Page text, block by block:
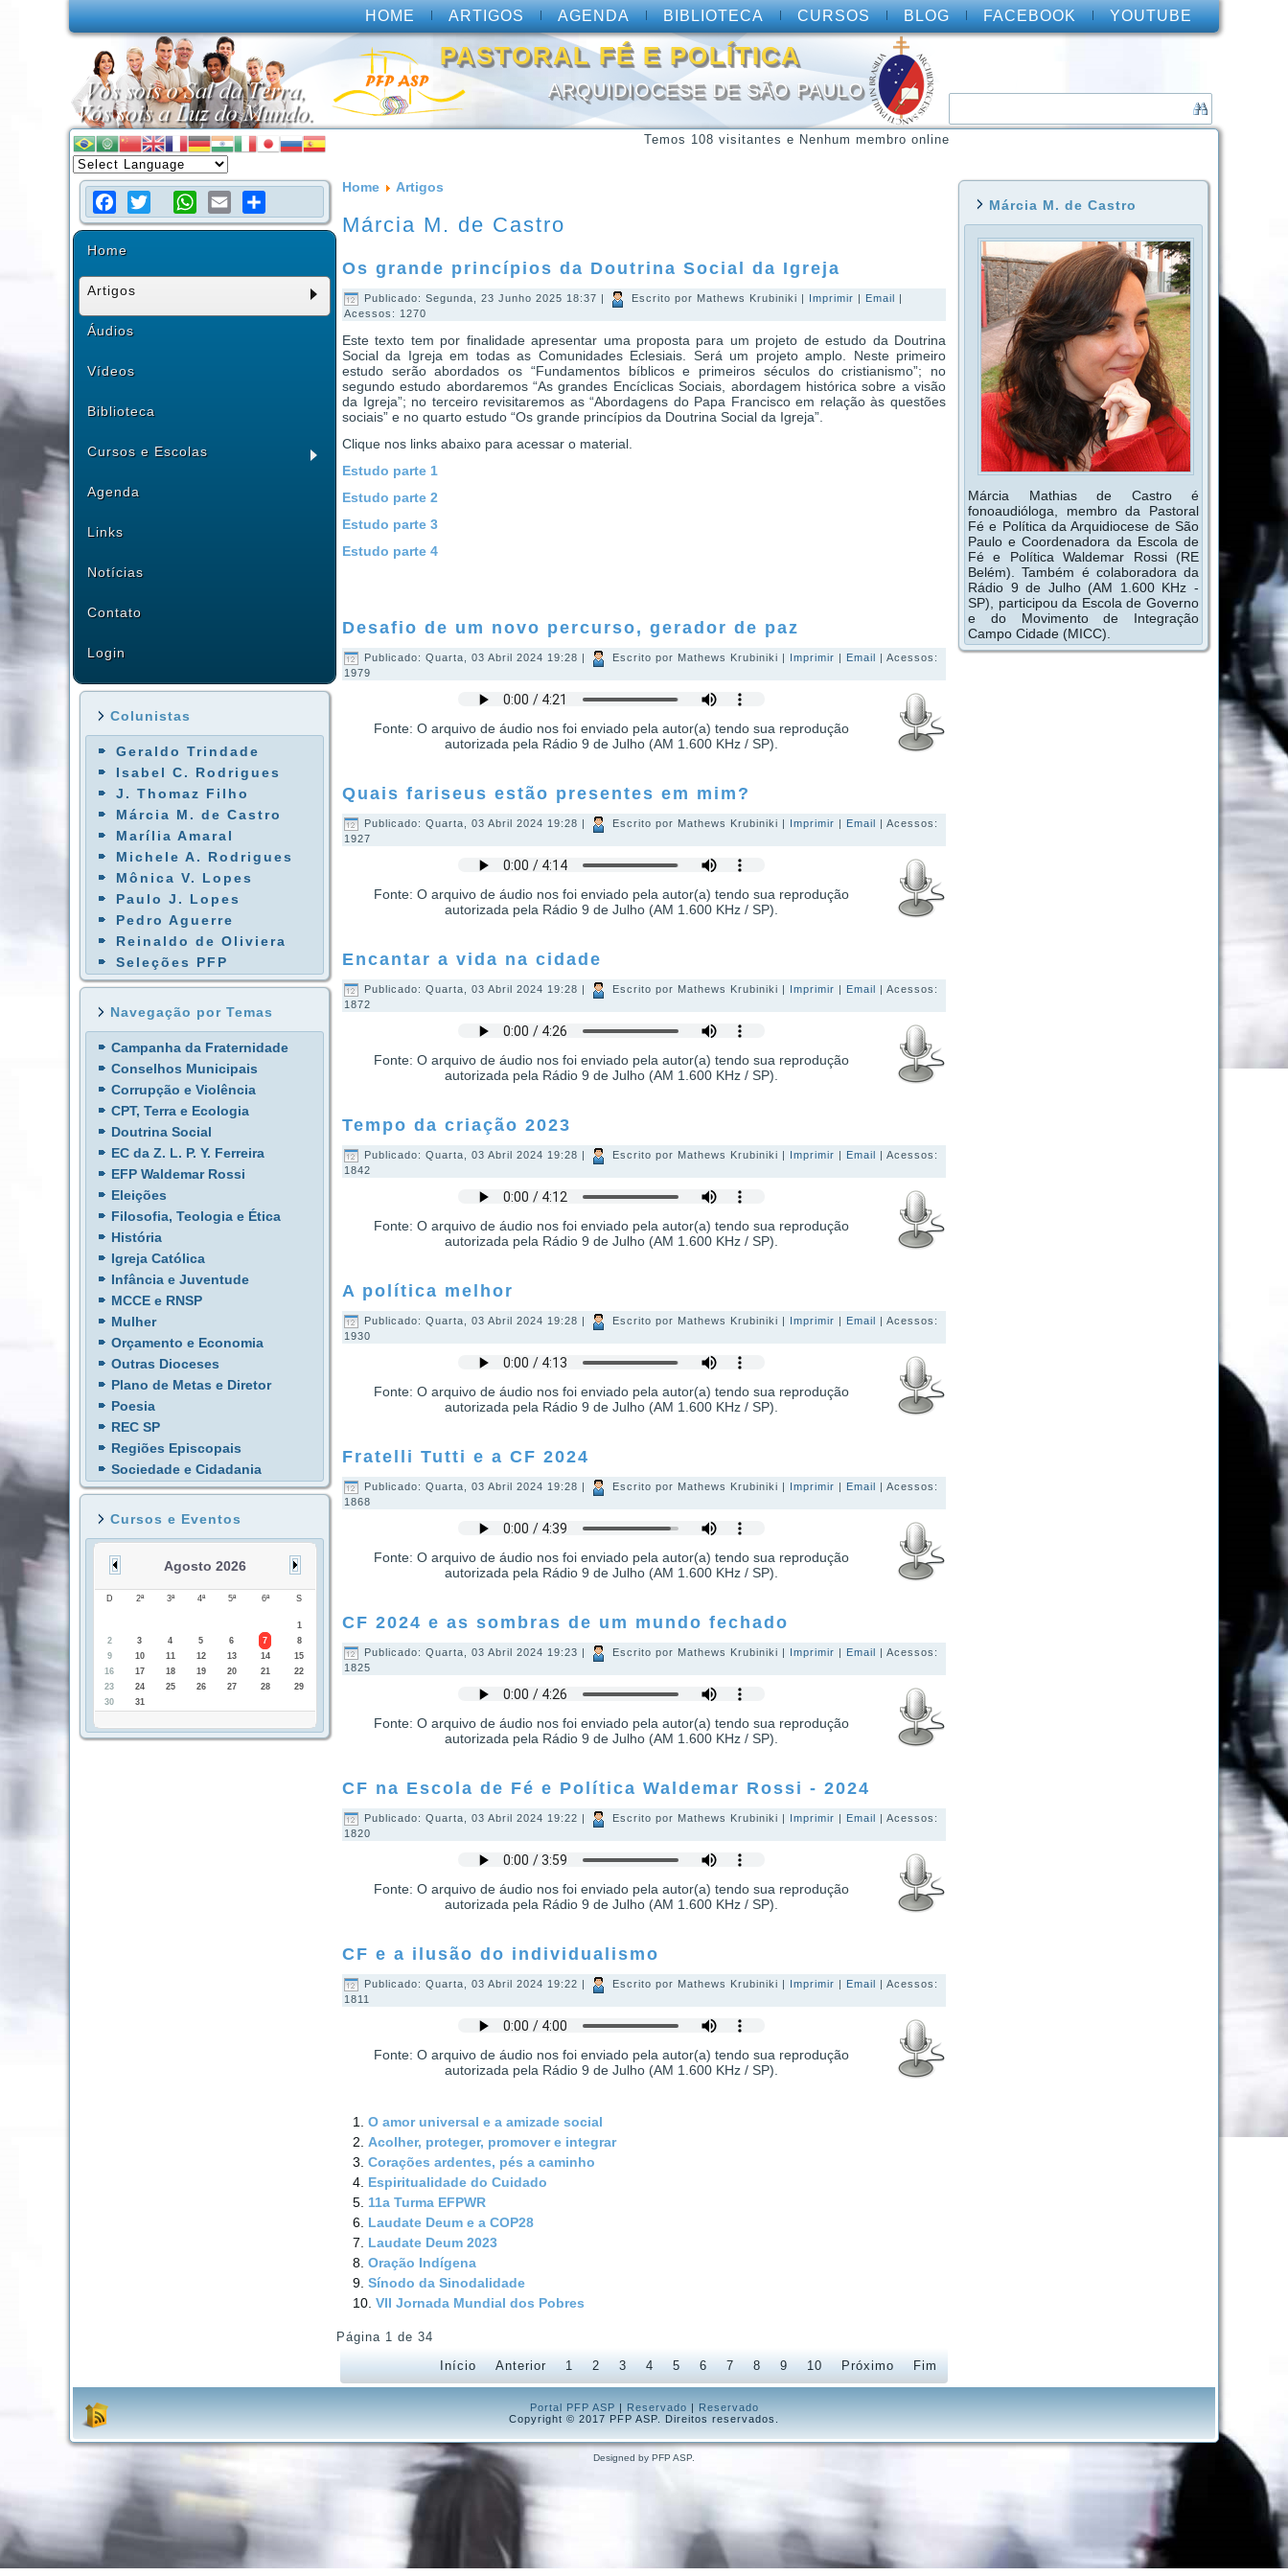
HOME ARTIGOS AGENDA BIBLIOTECA CURSOS BLOG FACEBOOK YOUTUBE
PASTORAL FÉ E POLÍTICA
ARQUIDIOCESE DE SÃO PAULO
Temos 108 visitantes e Nenhum membro online
Facebook
TwitterWhatsApp
EmailShare
Home
Artigos
Áudios
Vídeos
Biblioteca
Cursos e Escolas
Agenda
Links
Notícias
Contato
Login
Colunistas
Geraldo Trindade
Isabel C. Rodrigues
J. Thomaz Filho
Márcia M. de Castro
Marília Amaral
Michele A. Rodrigues
Mônica V. Lopes
Paulo J. Lopes
Pedro Aguerre
Reinaldo de Oliviera
Seleções PFP
Navegação por Temas
Campanha da Fraternidade
Conselhos Municipais
Corrupção e Violência
CPT, Terra e Ecologia
Doutrina Social
EC da Z. L. P. Y. Ferreira
EFP Waldemar Rossi
Eleições
Filosofia, Teologia e Ética
História
Igreja Católica
Infância e Juventude
MCCE e RNSP
Mulher
Orçamento e Economia
Outras Dioceses
Plano de Metas e Diretor
Poesia
REC SP
Regiões Episcopais
Sociedade e Cidadania
Cursos e Eventos
Agosto 2026
D 2ª 3ª 4ª 5ª 6ª S
1
2
3 4 5 6 7
8
9
10 11 12 13 14
15
16
17 18 19 20 21
22
23
24 25 26 27 28
29
30
31
Home Artigos
Márcia M. de Castro
Os grande princípios da Doutrina Social da Igreja
Publicado: Segunda, 23 Junho 2025 18:37 | Escrito por Mathews Krubiniki | Imprimir | Email |
Acessos: 1270
Este texto tem por finalidade apresentar uma proposta para um projeto de estudo da Doutrina
Social da Igreja em todas as Comunidades Eclesiais. Será um projeto amplo. Neste primeiro
estudo serão abordados os “Fundamentos bíblicos e primeiros séculos do cristianismo”; no
segundo estudo abordaremos “As grandes Encíclicas Sociais, abordagem histórica sobre a visão
da Igreja”; no terceiro revisitaremos as “Abordagens do Papa Francisco em relação às questões
sociais” e no quarto estudo “Os grande princípios da Doutrina Social da Igreja”.
Clique nos links abaixo para acessar o material.
Estudo parte 1
Estudo parte 2
Estudo parte 3
Estudo parte 4
Desafio de um novo percurso, gerador de paz
Publicado: Quarta, 03 Abril 2024 19:28 | Escrito por Mathews Krubiniki | Imprimir | Email | Acessos:
1979
Fonte: O arquivo de áudio nos foi enviado pela autor(a) tendo sua reprodução
autorizada pela Rádio 9 de Julho (AM 1.600 KHz / SP).
Quais fariseus estão presentes em mim?
Publicado: Quarta, 03 Abril 2024 19:28 | Escrito por Mathews Krubiniki | Imprimir | Email | Acessos:
1927
Fonte: O arquivo de áudio nos foi enviado pela autor(a) tendo sua reprodução
autorizada pela Rádio 9 de Julho (AM 1.600 KHz / SP).
Encantar a vida na cidade
Publicado: Quarta, 03 Abril 2024 19:28 | Escrito por Mathews Krubiniki | Imprimir | Email | Acessos:
1872
Fonte: O arquivo de áudio nos foi enviado pela autor(a) tendo sua reprodução
autorizada pela Rádio 9 de Julho (AM 1.600 KHz / SP).
Tempo da criação 2023
Publicado: Quarta, 03 Abril 2024 19:28 | Escrito por Mathews Krubiniki | Imprimir | Email | Acessos:
1842
Fonte: O arquivo de áudio nos foi enviado pela autor(a) tendo sua reprodução
autorizada pela Rádio 9 de Julho (AM 1.600 KHz / SP).
A política melhor
Publicado: Quarta, 03 Abril 2024 19:28 | Escrito por Mathews Krubiniki | Imprimir | Email | Acessos:
1930
Fonte: O arquivo de áudio nos foi enviado pela autor(a) tendo sua reprodução
autorizada pela Rádio 9 de Julho (AM 1.600 KHz / SP).
Fratelli Tutti e a CF 2024
Publicado: Quarta, 03 Abril 2024 19:28 | Escrito por Mathews Krubiniki | Imprimir | Email | Acessos:
1868
Fonte: O arquivo de áudio nos foi enviado pela autor(a) tendo sua reprodução
autorizada pela Rádio 9 de Julho (AM 1.600 KHz / SP).
CF 2024 e as sombras de um mundo fechado
Publicado: Quarta, 03 Abril 2024 19:23 | Escrito por Mathews Krubiniki | Imprimir | Email | Acessos:
1825
Fonte: O arquivo de áudio nos foi enviado pela autor(a) tendo sua reprodução
autorizada pela Rádio 9 de Julho (AM 1.600 KHz / SP).
CF na Escola de Fé e Política Waldemar Rossi - 2024
Publicado: Quarta, 03 Abril 2024 19:22 | Escrito por Mathews Krubiniki | Imprimir | Email | Acessos:
1820
Fonte: O arquivo de áudio nos foi enviado pela autor(a) tendo sua reprodução
autorizada pela Rádio 9 de Julho (AM 1.600 KHz / SP).
CF e a ilusão do individualismo
Publicado: Quarta, 03 Abril 2024 19:22 | Escrito por Mathews Krubiniki | Imprimir | Email | Acessos:
1811
Fonte: O arquivo de áudio nos foi enviado pela autor(a) tendo sua reprodução
autorizada pela Rádio 9 de Julho (AM 1.600 KHz / SP).
O amor universal e a amizade social
Acolher, proteger, promover e integrar
Corações ardentes, pés a caminho
Espiritualidade do Cuidado
11a Turma EFPWR
Laudate Deum e a COP28
Laudate Deum 2023
Oração Indígena
Sínodo da Sinodalidade
VII Jornada Mundial dos Pobres
Página 1 de 34
Início
Anterior 1 2 3 4 5 6 7 8 9 10 Próximo Fim
Márcia M. de Castro
Márcia Mathias de Castro é
fonoaudióloga, membro da Pastoral
Fé e Política da Arquidiocese de São
Paulo e Coordenadora da Escola de
Fé e Política Waldemar Rossi (RE
Belém). Também é colaboradora da
Rádio 9 de Julho (AM 1.600 KHz -
SP), participou da Escola de Governo
e do Movimento de Integração
Campo Cidade (MICC).
Portal PFP ASP | Reservado | Reservado
Copyright © 2017 PFP ASP. Direitos reservados.
Designed by PFP ASP.